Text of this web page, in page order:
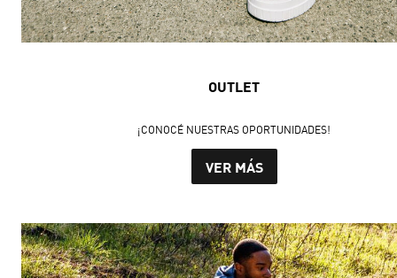
OUTLET
¡CONOCÉ NUESTRAS OPORTUNIDADES!
VER MÁS